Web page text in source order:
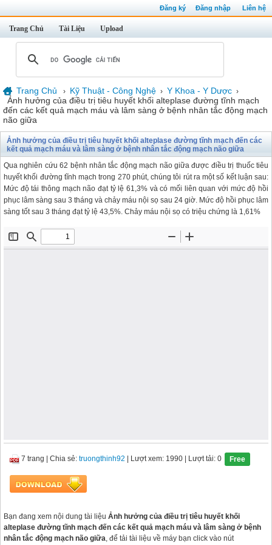
Đăng ký Đăng nhập Liên hệ
Trang Chủ Tài Liệu Upload
Trang Chủ › Kỹ Thuật - Công Nghệ › Y Khoa - Y Dược ›
Ảnh hưởng của điều trị tiêu huyết khối alteplase đường tĩnh mạch
đến các kết quả mạch máu và lâm sàng ở bệnh nhân tắc động mạch
não giữa
Ảnh hưởng của điều trị tiêu huyết khối alteplase đường tĩnh mạch đến các
kết quả mạch máu và lâm sàng ở bệnh nhân tắc động mạch não giữa
Qua nghiên cứu 62 bệnh nhân tắc động mạch não giữa được điều trị thuốc tiêu
huyết khối đường tĩnh mạch trong 270 phút, chúng tôi rút ra một số kết luận sau:
Mức độ tái thông mạch não đạt tỷ lệ 61,3% và có mối liên quan với mức độ hồi
phục lâm sàng sau 3 tháng và chảy máu nội sọ sau 24 giờ. Mức độ hồi phục lâm
sàng tốt sau 3 tháng đạt tỷ lệ 43,5%. Chảy máu nội sọ có triệu chứng là 1,61%
7 trang Chia sẻ: truongthinh92 | Lượt xem: 1990 | Lượt tải: 0 Free
Bạn đang xem nội dung tài liệu Ảnh hưởng của điều trị tiêu huyết khối
alteplase đường tĩnh mạch đến các kết quả mạch máu và lâm sàng ở bệnh
nhân tắc động mạch não giữa, để tải tài liệu về máy bạn click vào nút